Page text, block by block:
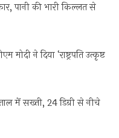
पानी की भारी किल्लत से
ने दिया ‘राष्ट्रपति उत्कृष्ट
में सख्ती, 24 डिग्री से नीचे